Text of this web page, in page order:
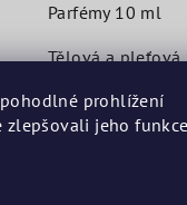
prohlížení
zlepšovali jeho
Parfémy 10 ml
Tělová a pleťová
Další